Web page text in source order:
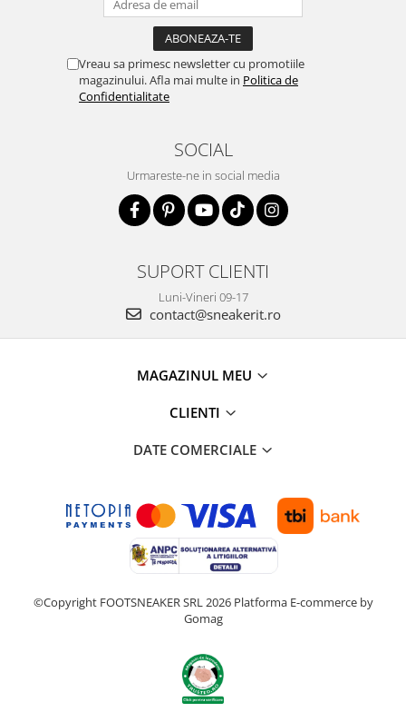
Vreau sa primesc newsletter cu promotiile
magazinului. Afla mai multe in Politica de
Confidentialitate
SOCIAL
Urmareste-ne in social media
SUPORT CLIENTI
Luni-Vineri 09-17
contact@sneakerit.ro
MAGAZINUL MEU
CLIENTI
DATE COMERCIALE
©Copyright FOOTSNEAKER SRL 2026 Platforma E-commerce by
Gomag